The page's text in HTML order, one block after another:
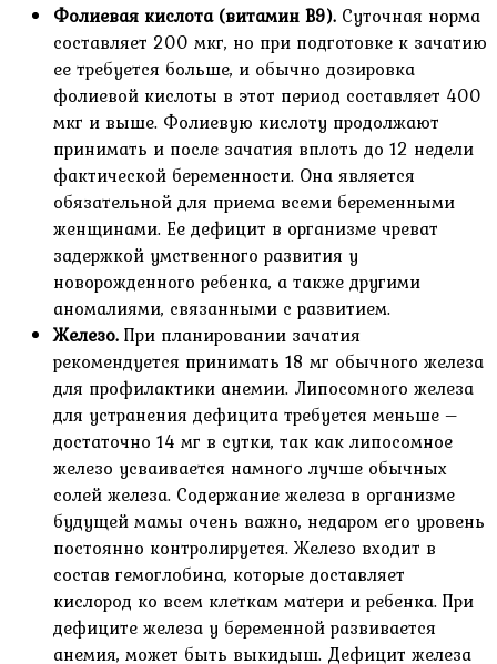
Фолиевая кислота (витамин В9). Суточная норма
составляет 200 мкг, но при подготовке к зачатию
ее требуется больше, и обычно дозировка
фолиевой кислоты в этот период составляет 400
мкг и выше. Фолиевую кислоту продолжают
принимать и после зачатия вплоть до 12 недели
фактической беременности. Она является
обязательной для приема всеми беременными
женщинами. Ее дефицит в организме чреват
задержкой умственного развития у
новорожденного ребенка, а также другими
аномалиями, связанными с развитием.
Железо. При планировании зачатия
рекомендуется принимать 18 мг обычного железа
для профилактики анемии. Липосомного железа
для устранения дефицита требуется меньше –
достаточно 14 мг в сутки, так как липосомное
железо усваивается намного лучше обычных
солей железа. Содержание железа в организме
будущей мамы очень важно, недаром его уровень
постоянно контролируется. Железо входит в
состав гемоглобина, которые доставляет
кислород ко всем клеткам матери и ребенка. При
дефиците железа у беременной развивается
анемия, может быть выкидыш. Дефицит железа